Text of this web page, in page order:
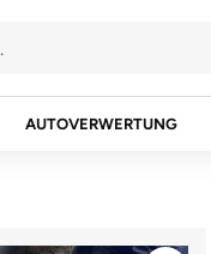
AUTOVERWERTUNG